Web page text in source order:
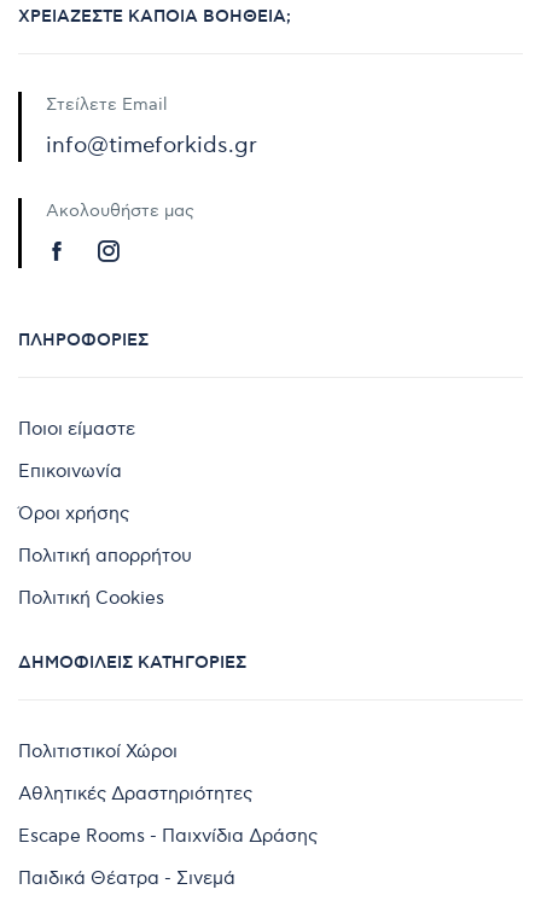
ΧΡΕΙΆΖΕΣΤΕ ΚΆΠΟΙΑ ΒΟΉΘΕΙΑ;
Στείλετε Email
info@timeforkids.gr
Ακολουθήστε μας
ΠΛΗΡΟΦΟΡΊΕΣ
Ποιοι είμαστε
Επικοινωνία
Όροι χρήσης
Πολιτική απορρήτου
Πολιτική Cookies
ΔΗΜΟΦΙΛΕΊΣ ΚΑΤΗΓΟΡΊΕΣ
Πολιτιστικοί Χώροι
Αθλητικές Δραστηριότητες
Escape Rooms - Παιχνίδια Δράσης
Παιδικά Θέατρα - Σινεμά